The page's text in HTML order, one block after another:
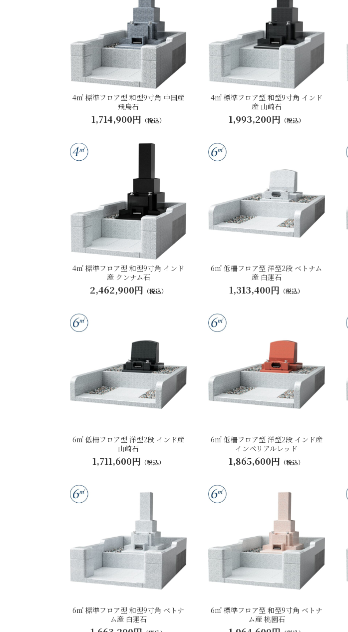
4㎡ 標準フロア型 和型9寸角 中国産
飛鳥石
1,714,900円 （税込）
4㎡ 標準フロア型 和型9寸角 インド
産 山崎石
1,993,200円 （税込）
4㎡ 標準フロア型 和型9寸角 インド
産 クンナム石
2,462,900円 （税込）
6㎡ 低柵フロア型 洋型2段 ベトナム
産 白蓮石
1,313,400円 （税込）
6㎡ 低柵フロア型 洋型2段 インド産
山崎石
1,711,600円 （税込）
6㎡ 低柵フロア型 洋型2段 インド産
インペリアルレッド
1,865,600円 （税込）
6㎡ 標準フロア型 和型9寸角 ベトナ
ム産 白蓮石
6㎡ 標準フロア型 和型9寸角 ベトナ
ム産 桃園石